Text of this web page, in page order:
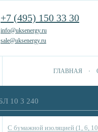
+7 (495) 150 33 30
info@uksenergy.ru
sale@uksenergy.ru
ГЛАВНАЯ
С бумажной изоляцией (1, 6,